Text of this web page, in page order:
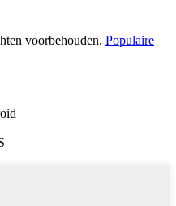
voorbehouden. Populaire